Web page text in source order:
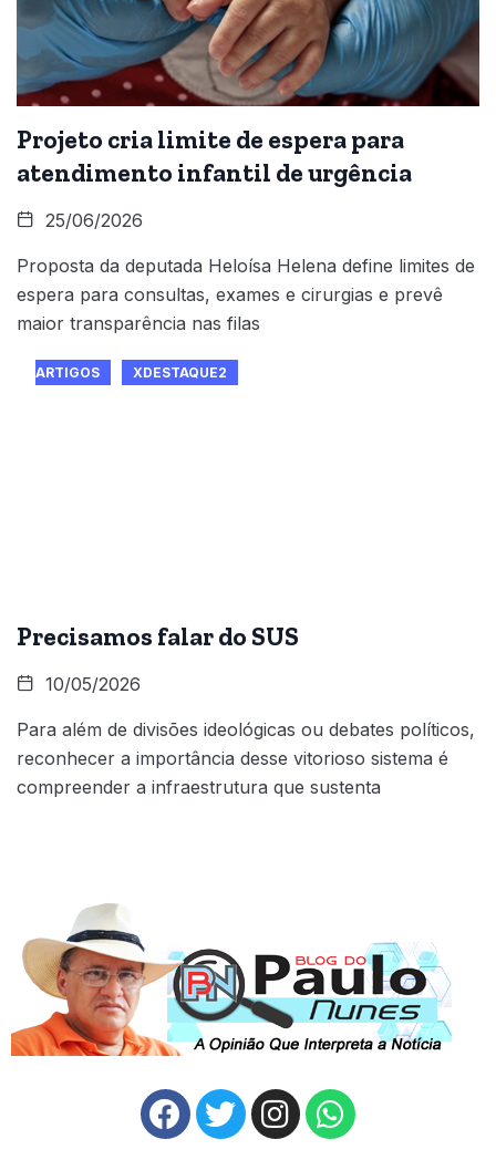
Projeto cria limite de espera para
atendimento infantil de urgência
25/06/2026
Proposta da deputada Heloísa Helena define limites de
espera para consultas, exames e cirurgias e prevê
maior transparência nas filas
ARTIGOS XDESTAQUE2
Precisamos falar do SUS
10/05/2026
Para além de divisões ideológicas ou debates políticos,
reconhecer a importância desse vitorioso sistema é
compreender a infraestrutura que sustenta